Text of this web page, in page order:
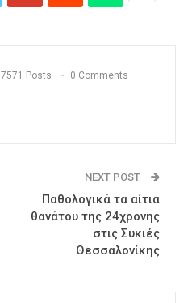
7571 Posts 0 Comments
NEXT POST
Παθολογικά τα αίτια
θανάτου της 24χρονης
στις Συκιές
Θεσσαλονίκης